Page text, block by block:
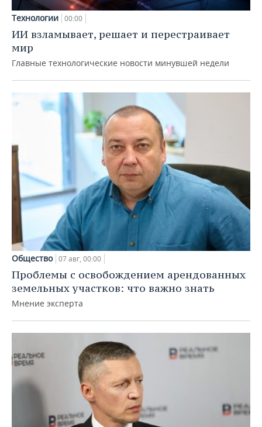
Технологии 00:00
ИИ взламывает, решает и перестраивает
мир
Главные технологические новости минувшей недели
Общество 07 авг, 00:00
Проблемы с освобождением арендованных
земельных участков: что важно знать
Мнение эксперта